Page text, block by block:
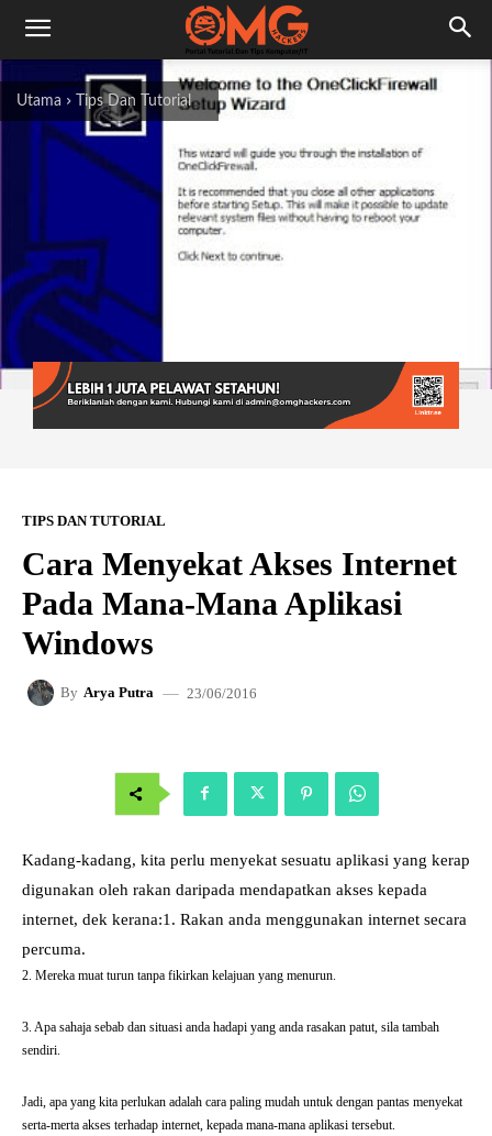
Utama Tips Dan Tutorial
TIPS DAN TUTORIAL
Cara Menyekat Akses Internet
Pada Mana-Mana Aplikasi
Windows
By Arya Putra 23/06/2016
Kadang-kadang, kita perlu menyekat sesuatu aplikasi yang kerap
digunakan oleh rakan daripada mendapatkan akses kepada
internet, dek kerana:1. Rakan anda menggunakan internet secara
percuma.
2. Mereka muat turun tanpa fikirkan kelajuan yang menurun.
3. Apa sahaja sebab dan situasi anda hadapi yang anda rasakan patut, sila tambah
sendiri.
Jadi, apa yang kita perlukan adalah cara paling mudah untuk dengan pantas menyekat
serta-merta akses terhadap internet, kepada mana-mana aplikasi tersebut.